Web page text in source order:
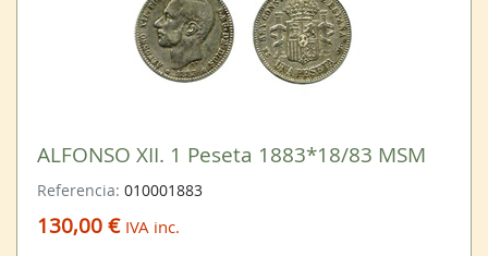
ALFONSO XII. 1 Peseta 1883*18/83 MSM
Referencia: 010001883
130,00 € IVA inc.